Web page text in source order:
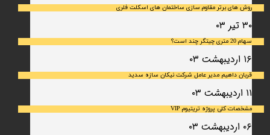
روش های برتر مقاوم سازی ساختمان های اسکلت فلری
۳۰ تیر ۰۳
سهام 20 متری چیتگر چند است؟
۱۶ اردیبهشت ۰۳
قربان داهیم مدیر عامل شرکت نیکان سازه سدید
۱۱ اردیبهشت ۰۳
مشخصات کلی پروژه تریتیوم VIP
۰۶ اردیبهشت ۰۳